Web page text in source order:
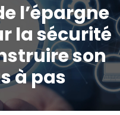
l’épargne
la sécurité
son
à pas